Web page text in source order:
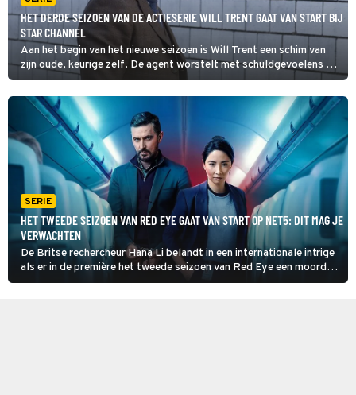
HET DERDE SEIZOEN VAN DE ACTIESERIE WILL TRENT GAAT VAN START BIJ
STAR CHANNEL
Aan het begin van het nieuwe seizoen is Will Trent een schim van
zijn oude, keurige zelf. De agent worstelt met schuldgevoelens en
leeft volledig teruggetrokken, totdat zijn baas Amanda hem weer
aan het werk zet.
SERIE
HET TWEEDE SEIZOEN VAN RED EYE GAAT VAN START OP NET5: DIT MAG JE
VERWACHTEN
De Britse rechercheur Hana Li belandt in een internationale intrige
als er in de première het tweede seizoen van Red Eye een moord
plaatsvindt op de Amerikaanse ambassade. Samen met een norse